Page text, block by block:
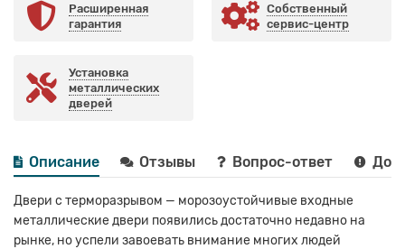
Расширенная
гарантия
Собственный
сервис-центр
Установка
металлических
дверей
Описание Отзывы Вопрос-ответ
Двери с терморазрывом — морозоустойчивые входные
металлические двери появились достаточно недавно на
рынке, но успели завоевать внимание многих людей